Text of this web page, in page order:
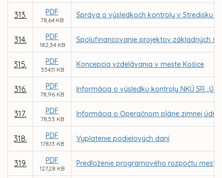
313. PDF
78,64 KB
Správa o výsledkoch kontroly v Stredisku
314. PDF
182,34 KB
Spolufinancovanie projektov základných
315. PDF
354,11 KB
Koncepcia vzdelávania v meste Košice
316. PDF
78,96 KB
Informácia o výsledku kontroly NKÚ SR
317. PDF
78,53 KB
Informácia o Operačnom pláne zimnej
318. PDF
178,13 KB
Vyplatenie podielových daní
319. PDF
127,28 KB
Predloženie programového rozpočtu